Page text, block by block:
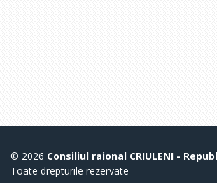
© 2026 Consiliul raional CRIULENI -
Toate drepturile rezervate